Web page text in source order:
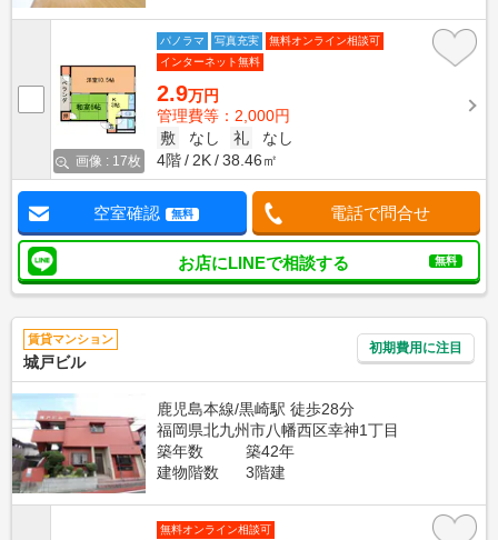
画像 : 17枚
パノラマ 写真充実
無料オンライン相談可
インターネット無料
2.9万円
管理費等：2,000円
敷
なし 礼
なし
4階
2K 38.46㎡
空室確認 無料 電話で問合せ
お店にLINEで相談する 無料
賃貸マンション
城戸ビル
初期費用に注目
鹿児島本線/黒崎駅 徒歩28分
福岡県北九州市八幡西区幸神1丁目
築年数
築42年
建物階数
3階建
無料オンライン相談可